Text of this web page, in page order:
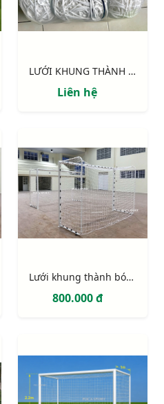
LƯỚI KHUNG THÀNH 4.2m x 2.2m
Liên hệ
Lưới khung thành bóng đá 5 người (gôn mini sân cỏ nhân tạo)
800.000 đ